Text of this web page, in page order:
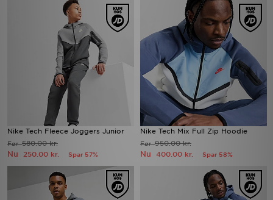
Nike Tech Fleece Joggers Junior
Før580.00 kr.
Nu 250.00 kr. Spar 57%
Nike Tech Mix Full Zip Hoodie
Før950.00 kr.
Nu 400.00 kr. Spar 58%